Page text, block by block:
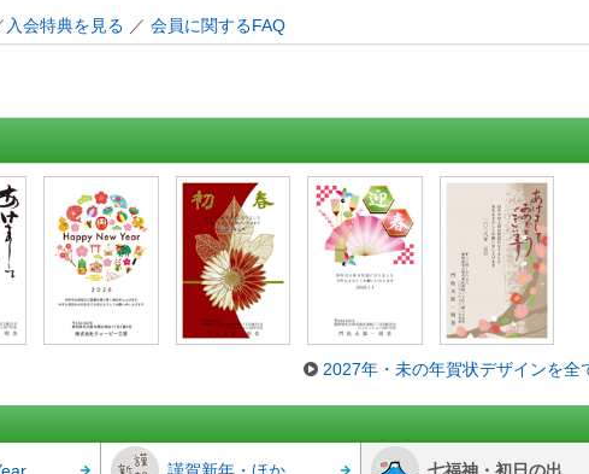
入会特典を見る ／ 会員に関するFAQ
2027年・未の年賀状デザインを全